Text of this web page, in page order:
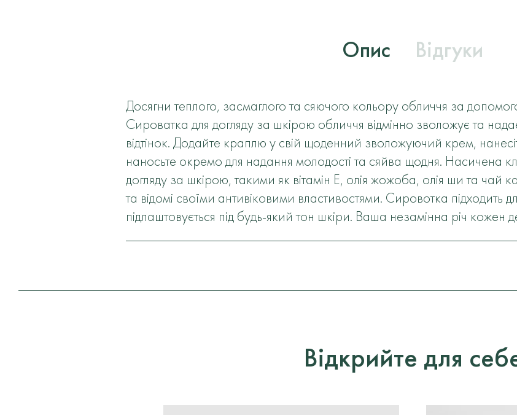
Опис Відгуки
Досягни теплого, засмаглого та сяючого кольору обличчя за
Сироватка для догляду за шкірою обличчя відмінно зволожує та
відтінок. Додайте краплю у свій щоденний зволожуючий крем,
наносьте окремо для надання молодості та сяйва щодня. Насичена
догляду за шкірою, такими як вітамін Е, олія жожоба, олія ши та чай
та відомі своїми антивіковими властивостями. Сировотка підходить
підлаштовується під будь-який тон шкіри. Ваша незамінна річ кожен
Відкрийте для